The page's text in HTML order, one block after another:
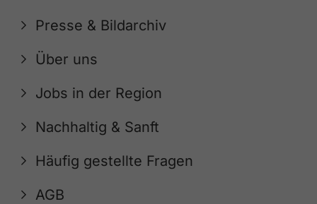
Presse & Bildarchiv
Über uns
Jobs in der Region
Nachhaltig & Sanft
Häufig gestellte Fragen
AGB